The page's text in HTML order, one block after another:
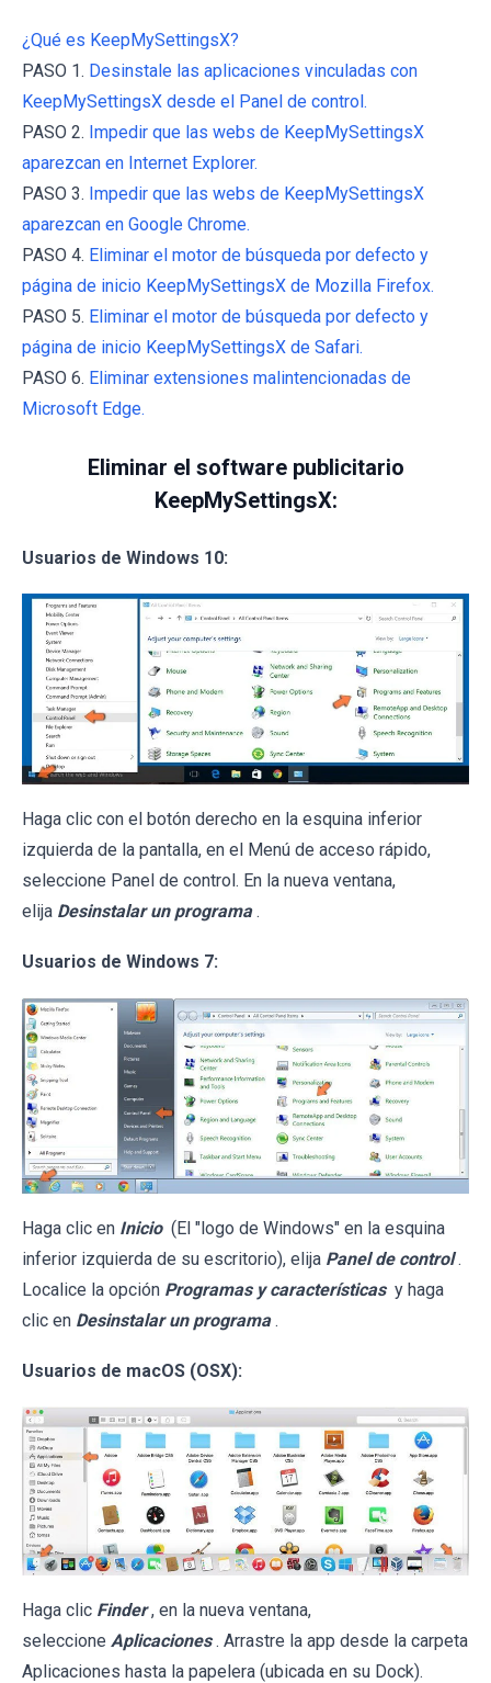
¿Qué es KeepMySettingsX?
PASO 1. Desinstale las aplicaciones vinculadas con
KeepMySettingsX desde el Panel de control.
PASO 2. Impedir que las webs de KeepMySettingsX
aparezcan en Internet Explorer.
PASO 3. Impedir que las webs de KeepMySettingsX
aparezcan en Google Chrome.
PASO 4. Eliminar el motor de búsqueda por defecto y
página de inicio KeepMySettingsX de Mozilla Firefox.
PASO 5. Eliminar el motor de búsqueda por defecto y
página de inicio KeepMySettingsX de Safari.
PASO 6. Eliminar extensiones malintencionadas de
Microsoft Edge.
Eliminar el software publicitario
KeepMySettingsX:
Usuarios de Windows 10:
Haga clic con el botón derecho en la esquina inferior
izquierda de la pantalla, en el Menú de acceso rápido,
seleccione Panel de control. En la nueva ventana,
elija Desinstalar un programa .
Usuarios de Windows 7:
Haga clic en Inicio (El "logo de Windows" en la esquina
inferior izquierda de su escritorio), elija Panel de control .
Localice la opción Programas y características y haga
clic en Desinstalar un programa .
Usuarios de macOS (OSX):
Haga clic Finder , en la nueva ventana,
seleccione Aplicaciones . Arrastre la app desde la carpeta
Aplicaciones hasta la papelera (ubicada en su Dock).